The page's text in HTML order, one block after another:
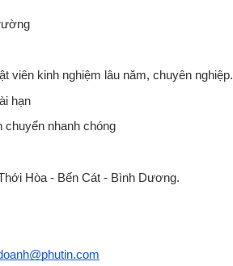
viên kinh nghiệm lâu năm, chuyên nghiệp.
hạn
chuyển nhanh chóng
Hòa - Bến Cát - Bình Dương.